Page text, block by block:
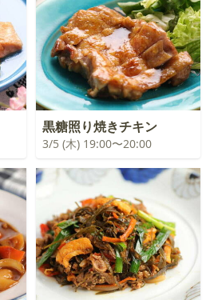
黒糖照り焼きチキン
3/5 (木) 19:00〜20:00